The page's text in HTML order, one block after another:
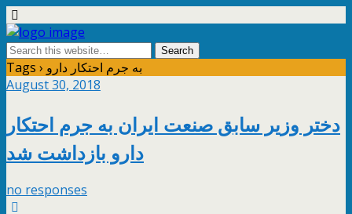
Tags › به جرم احتکار دارو
August 30, 2018
دختر وزیر سابق صنعت ایران به جرم احتکار
دارو بازداشت شد
no responses